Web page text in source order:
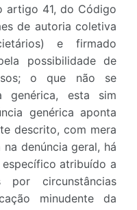
artigo 41, do Código
de autoria coletiva
e firmado
possibilidade de
o que não se
genérica, esta sim
genérica aponta
descrito, com mera
denúncia geral, há
atribuído a
por circunstâncias
minudente da